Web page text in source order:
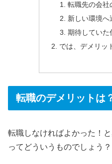
転職先の会社
新しい環境へ
期待していた
では、デメリッ
転職のデメリットは
転職しなければよかった！
ってどういうものでしょう？